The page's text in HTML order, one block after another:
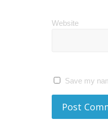
Website
Save my